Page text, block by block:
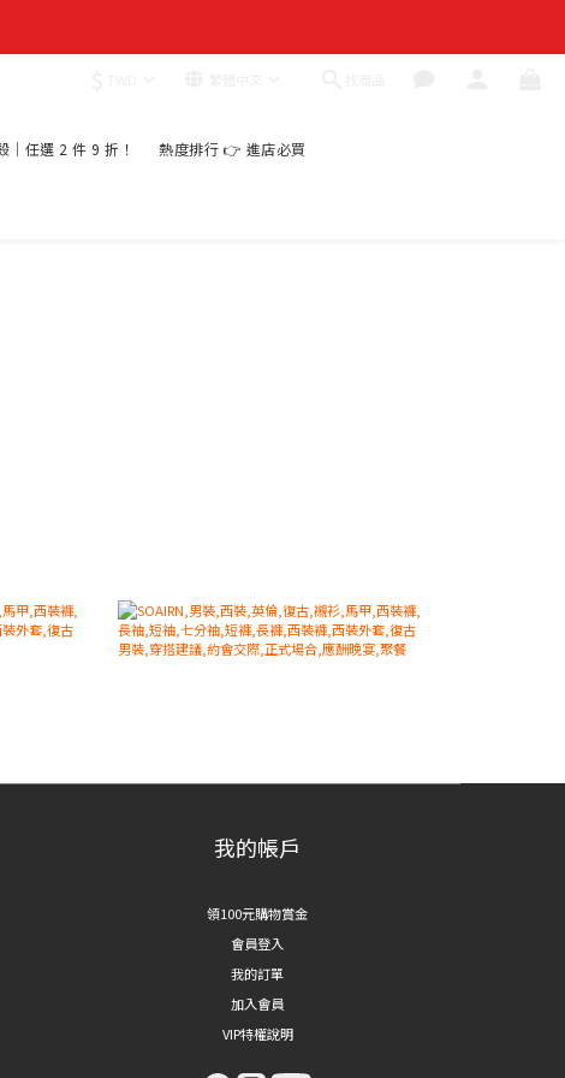
｜任選 2 件 9 折！ 熱度排行 👉 進店必買
我的帳戶
領100元購物賞金
會員登入
我的訂單
加入會員
VIP特權說明